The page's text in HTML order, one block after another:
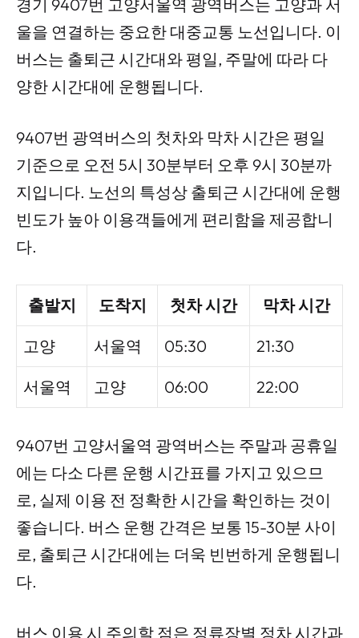
경기 9407번 고양서울역 광역버스는 고양과 서
울을 연결하는 중요한 대중교통 노선입니다. 이
버스는 출퇴근 시간대와 평일, 주말에 따라 다
양한 시간대에 운행됩니다.
9407번 광역버스의 첫차와 막차 시간은 평일
기준으로 오전 5시 30분부터 오후 9시 30분까
지입니다. 노선의 특성상 출퇴근 시간대에 운행
빈도가 높아 이용객들에게 편리함을 제공합니
다.
출발지 도착지 첫차 시간 막차 시간
고양 서울역 05:30 21:30
서울역 고양 06:00 22:00
9407번 고양서울역 광역버스는 주말과 공휴일
에는 다소 다른 운행 시간표를 가지고 있으므
로, 실제 이용 전 정확한 시간을 확인하는 것이
좋습니다. 버스 운행 간격은 보통 15-30분 사이
로, 출퇴근 시간대에는 더욱 빈번하게 운행됩니
다.
버스 이용 시 주의할 점은 정류장별 정차 시간과